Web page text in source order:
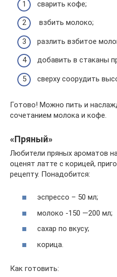
сварить кофе;
взбить молоко;
разлить взбитое
добавить в стаканы
сверху соорудить
Готово! Можно пить и
сочетанием молока и кофе.
«Пряный»
Любители пряных ароматов
оценят латте с корицей,
рецепту. Понадобится:
эспрессо – 50 мл;
молоко -150 —200 мл;
сахар по вкусу;
корица.
Как готовить: